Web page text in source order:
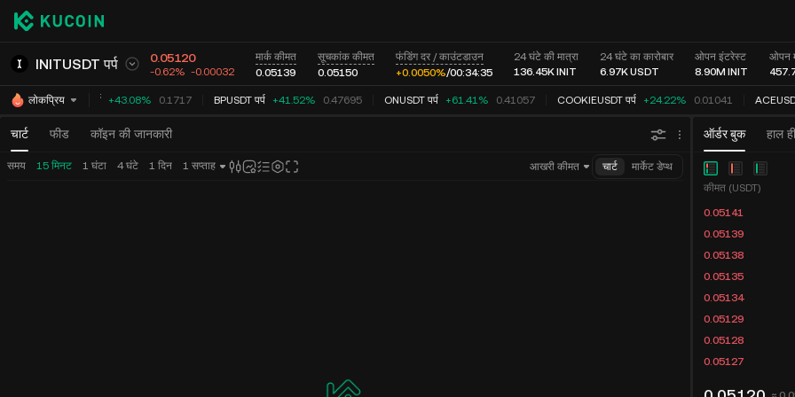
INITUSDT पर्प 0.05120
-0.62% -0.00032
मार्क कीमत
0.05139
सूचकांक कीमत
0.05150
फंडिंग दर / काउंटडाउन
+0.0050%/00:34:35
24 घंटे की मात्रा
136.45KINIT
24 घंटे का कारोबार
6.97KUSDT
ओपन इंटरेस्ट
8.90M INIT
ओपन
लोकप्रिय
STGUSDT पर्प +43.08% 0.1717 BPUSDT पर्प +41.52% 0.47695 ONUSDT पर्प +61.41% 0.41057 COOKIEUSDT पर्प +24.22% 0.01041
चार्ट फीड कॉइन की जानकारी ऑर्डर बुक हाल
समय 15 मिनट 1 घंटा 4 घंटे 1 दिन 1 सप्ताह आखरी कीमत चार्ट मार्केट डेप्थ
कीमत (USDT)
0.05141
0.05139
0.05138
0.05135
0.05134
0.05129
0.05128
0.05127